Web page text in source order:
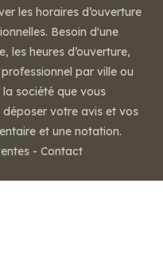
les horaires d’ouverture
Besoin d'une
les heures d’ouverture,
par ville ou
société que vous
votre avis et vos
et une notation.
- Contact